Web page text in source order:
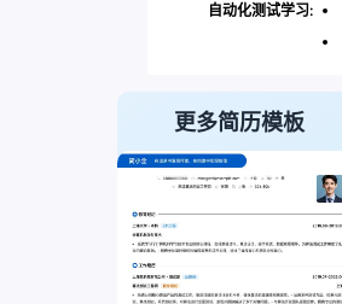
自动化测试学习:
更多简历模板